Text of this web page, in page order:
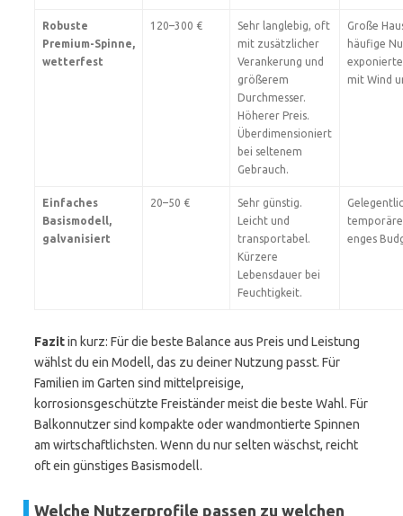
Robuste
Premium-Spinne,
wetterfest
120–300 €
Sehr langlebig, oft
mit zusätzlicher
Verankerung und
größerem
Durchmesser.
Höherer Preis.
Überdimensioniert
bei seltenem
Gebrauch.
Große
häufige
mit Wind
Einfaches
Basismodell,
galvanisiert
20–50 €
Sehr günstig.
Leicht und
transportabel.
Kürzere
Lebensdauer bei
Feuchtigkeit.
temporäre
enges
Fazitin kurz: Für die beste Balance aus Preis und Leistung
wählst du ein Modell, das zu deiner Nutzung passt. Für
Familien im Garten sind mittelpreisige,
korrosionsgeschützte Freiständer meist die beste Wahl. Für
Balkonnutzer sind kompakte oder wandmontierte Spinnen
am wirtschaftlichsten. Wenn du nur selten wäschst, reicht
oft ein günstiges Basismodell.
Welche Nutzerprofile passen zu welchen